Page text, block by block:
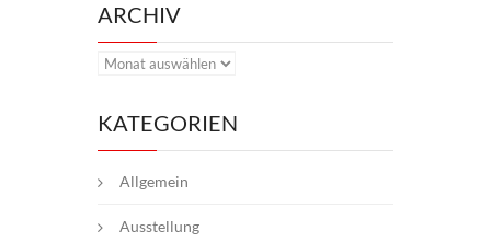
ARCHIV
Archiv
KATEGORIEN
Allgemein
Ausstellung